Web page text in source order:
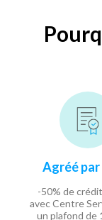
Agréé
-50% de
avec Centre
un plafond de